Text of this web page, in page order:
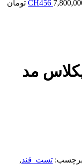
تومان
مد
برچسب: تست_قند,